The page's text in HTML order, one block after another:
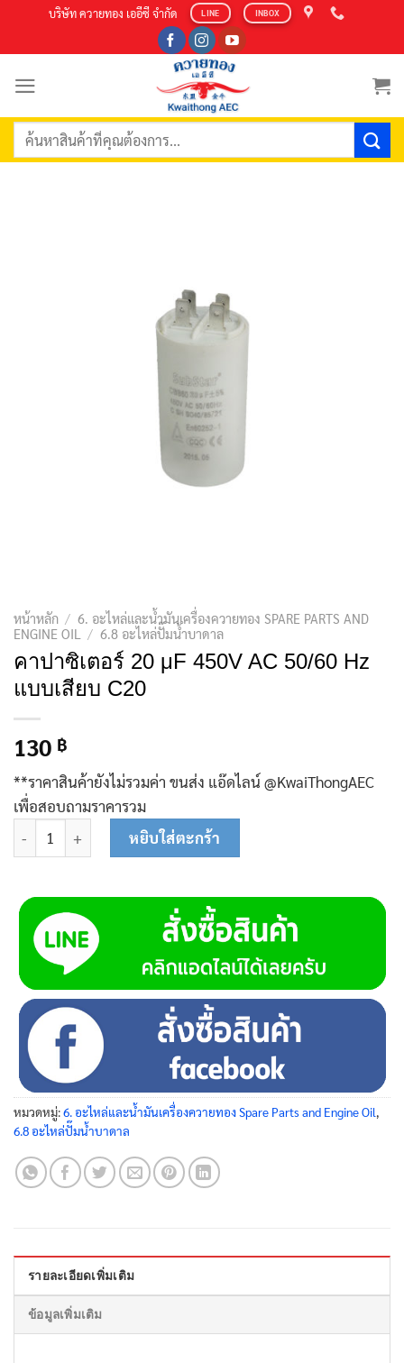
content
บริษัท ควายทอง เออีซี จำกัด LINE INBOX
ค้นหา:
หน้าหลัก / 6. อะไหล่และน้ำมันเครื่องควายทอง SPARE PARTS AND
ENGINE OIL
/ 6.8 อะไหล่ปั๊มน้ำบาดาล
คาปาซิเตอร์ 20 μF 450V AC 50/60 Hz
แบบเสียบ C20
130 ฿
**ราคาสินค้ายังไม่รวมค่า ขนส่ง แอ๊ดไลน์ @KwaiThongAEC
เพื่อสอบถามราคารวม
จำนวน คาปาซิเตอร์ 20 μF 450V AC 50/60 Hz แบบเสียบ C20 ชิ้น
หยิบใส่ตะกร้า
หมวดหมู่:6. อะไหล่และน้ำมันเครื่องควายทอง Spare Parts and Engine Oil
6.8 อะไหล่ปั๊มน้ำบาดาล
รายละเอียดเพิ่มเติม
ข้อมูลเพิ่มเติม